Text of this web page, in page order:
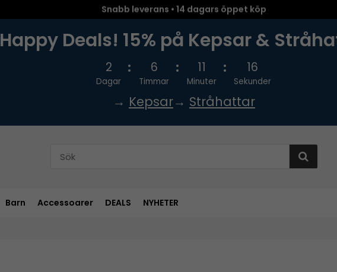
Snabb leverans • 14 dagars öppet köp
Happy Deals! 15% på Kepsar &
2
Dagar
6
Timmar
11
Minuter
15
Sekunder
→ Kepsar→ Stråhattar
Barn Accessoarer DEALS NYHETER